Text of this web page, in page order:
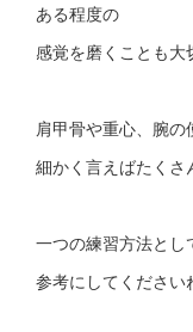
ある程度の
感覚を磨くことも大
肩甲骨や重心、腕の
細かく言えばたくさ
一つの練習方法とし
参考にしてください